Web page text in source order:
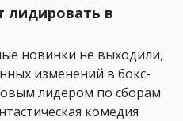
лидировать в
новинки не выходили,
изменений в бокс-
лидером по сборам
комедия